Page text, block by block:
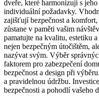
dveře, které harmonizují s
individuální požadavky.
zajišťují bezpečnost a
zůstane v paměti vašim
pamatujte na kvalitu, estetiku
nejen bezpečným útočištěm,
nazývat svým. Výběr
faktorem pro zabezpečení
bezpečnost a design při
a pravidelnou údržbu.
bezpečnosti a pohodlí vašeho